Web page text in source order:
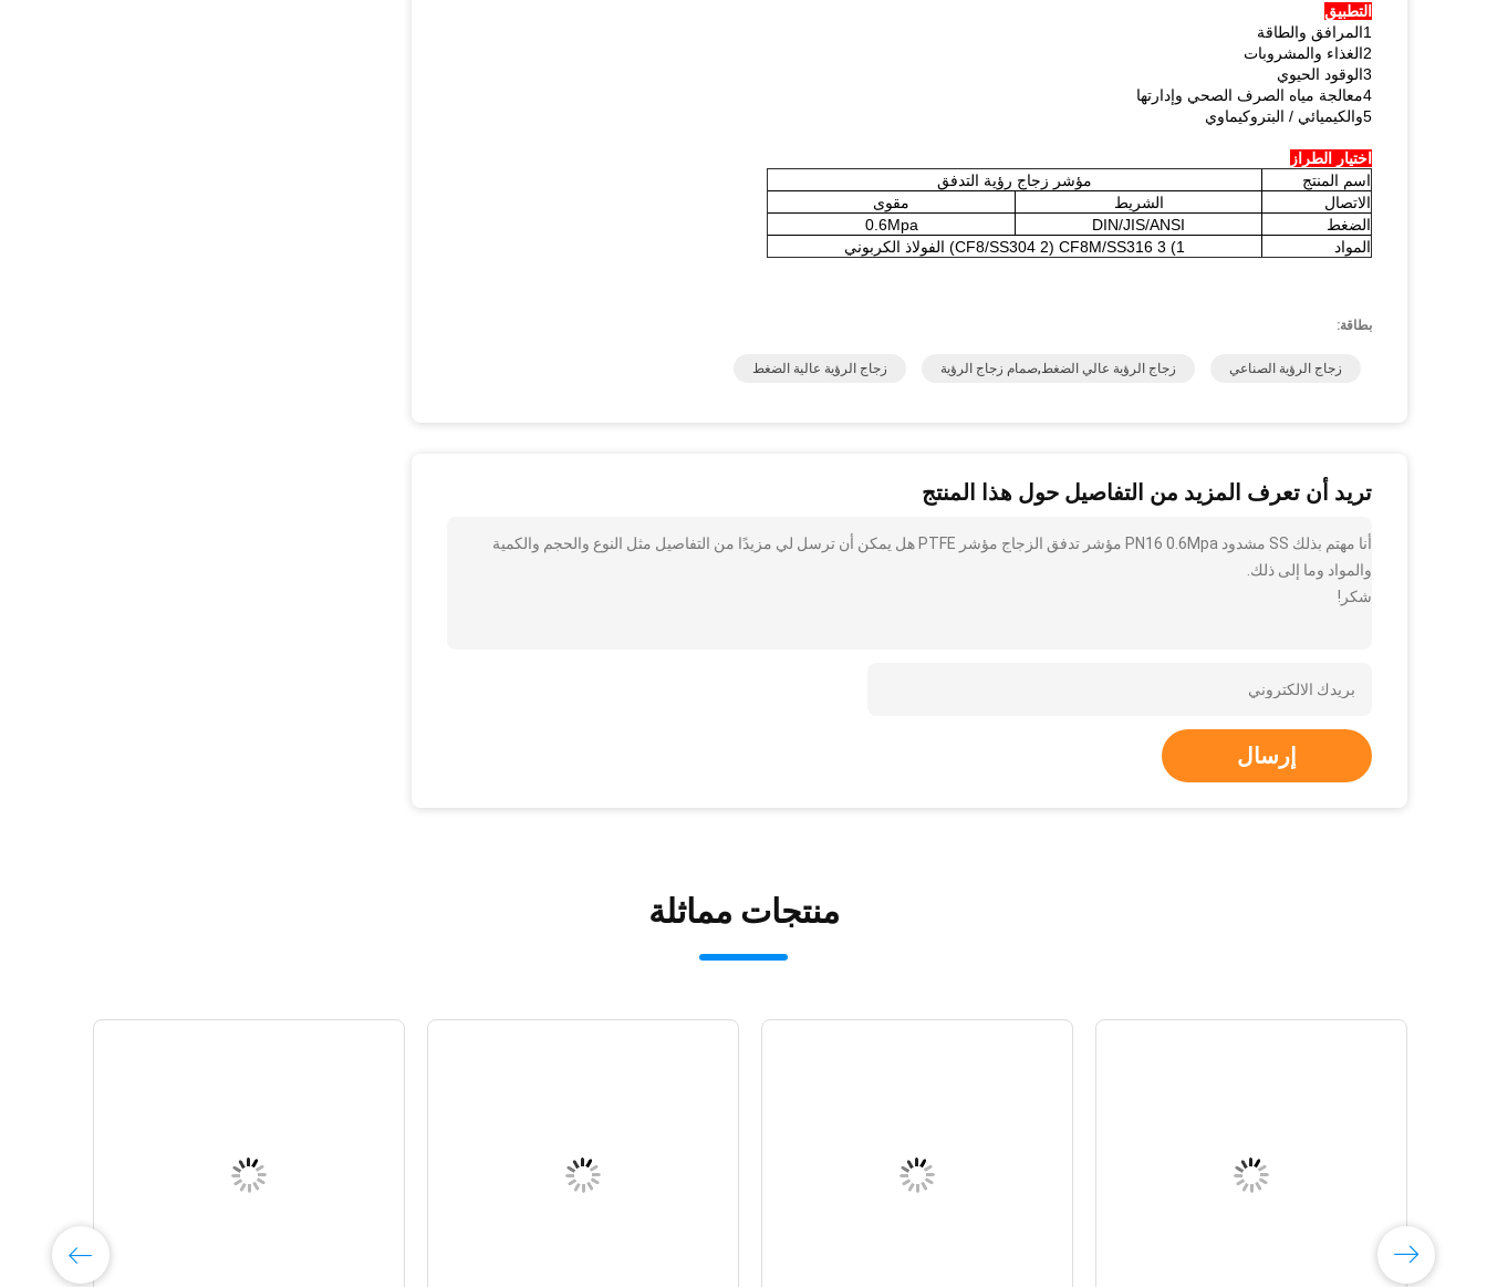
التطبيق
1المرافق والطاقة
2الغذاء والمشروبات
3الوقود الحيوي
4معالجة مياه الصرف الصحي وإدارتها
5والكيميائي / البتروكيماوي
اختيار الطراز
اسم المنتج
مؤشر زجاج رؤية التدفق
الاتصال
الشريط
مقوى
الضغط
DIN/JIS/ANSI
0.6Mpa
المواد
1) CF8/SS304 2) CF8M/SS316 3) الفولاذ الكربوني
بطاقة:
زجاج الرؤية الصناعي زجاج الرؤية عالي الضغط,صمام زجاج الرؤية زجاج الرؤية عالية الضغط
تريد أن تعرف المزيد من التفاصيل حول هذا المنتج
أنا مهتم بذلك SS مشدود PN16 0.6Mpa مؤشر تدفق الزجاج مؤشر PTFE هل يمكن أن ترسل لي مزيدًا من التفاصيل مثل النوع والحجم والكمية
والمواد وما إلى ذلك.
شكر!
إرسال
منتجات مماثلة